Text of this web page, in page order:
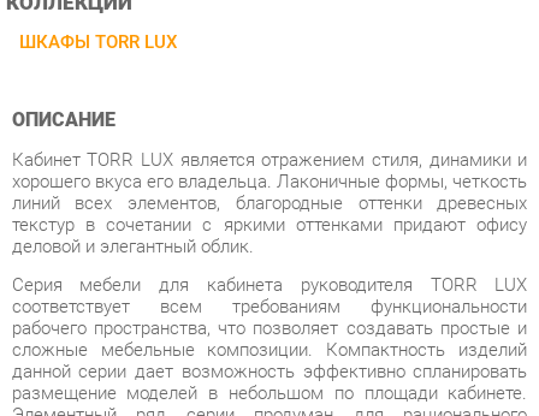
ОПИСАНИЕ
хорошего вкуса его владельца. Лаконичные формы, четкость
линий всех элементов, благородные оттенки древесных
текстур в сочетании с яркими оттенками придают офису
деловой и элегантный облик.
Серия мебели для кабинета руководителя TORR LUX
соответствует всем требованиям функциональности
рабочего пространства, что позволяет создавать простые и
сложные мебельные композиции. Компактность изделий
данной серии дает возможность эффективно спланировать
размещение моделей в небольшом по площади кабинете.
Элементный ряд серии продуман для рационального
использования всей площади офиса.
Современный дизайн выражен в сочетании эффектной и